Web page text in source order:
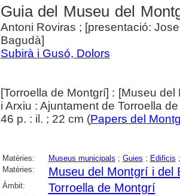
Guia del Museu del
Antoni Roviras ; [presentació:
Bagudà]
Subirà i Gusó, Dolors
[Torroella de Montgrí] : [Museu
i Arxiu : Ajuntament de Torroella
46 p. : il. ; 22 cm (Papers del
Matèries: Museus municipals ; Guies ; Edificis
Matèries:
Museu del Montgrí i del
Àmbit: Torroella de Montgrí